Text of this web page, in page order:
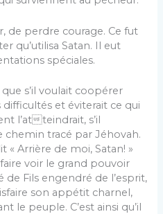
de perdre courage. Ce fut
qu’utilisa Satan. Il eut
spéciales.
s’il voulait coopérer
difficultés et éviterait ce qui
l’atteindrait, s’il
chemin tracé par Jéhovah.
« Arrière de moi, Satan! »
voir le grand pouvoir
de Fils engendré de l’esprit,
son appétit charnel,
le peuple. C’est ainsi qu’il